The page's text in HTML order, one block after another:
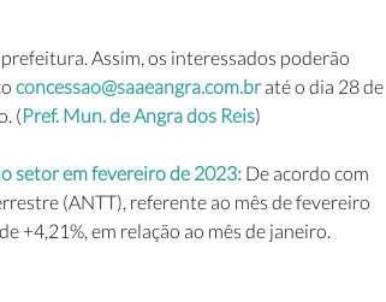
Assim, os interessados poderão
concessao@saaeangra.com.br até o dia 28 de
(Pref. Mun. de Angra dos Reis)
setor em fevereiro de 2023: De acordo com
(ANTT), referente ao mês de fevereiro
de +4,21%, em relação ao mês de janeiro.